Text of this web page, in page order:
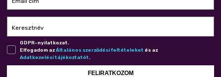
Keresztnév
GDPR-nyilatkozat.
Elfogadom azÁl­ta­lá­nos szer­ző­dé­si fel­té­te­le­ket és az
Adat­ke­ze­lé­si tá­jé­koz­ta­tót.
FELIRATKOZOM